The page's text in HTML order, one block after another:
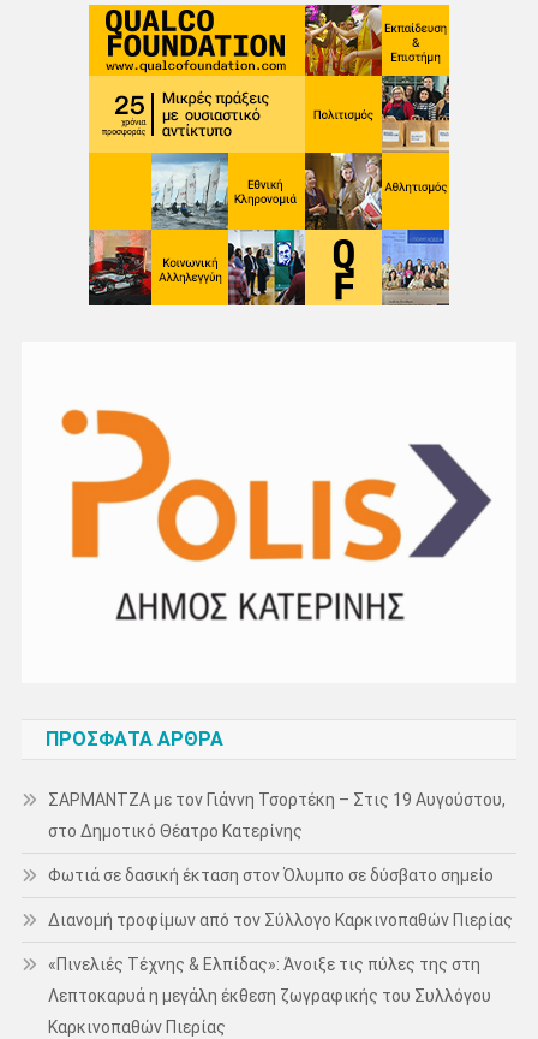
ΠΡΌΣΦΑΤΑ ΆΡΘΡΑ
ΣΑΡΜΑΝΤΖΑ με τον Γιάννη Τσορτέκη – Στις 19 Αυγούστου,
στο Δημοτικό Θέατρο Κατερίνης
Φωτιά σε δασική έκταση στον Όλυμπο σε δύσβατο σημείο
Διανομή τροφίμων από τον Σύλλογο Καρκινοπαθών Πιερίας
«Πινελιές Τέχνης & Ελπίδας»: Άνοιξε τις πύλες της στη
Λεπτοκαρυά η μεγάλη έκθεση ζωγραφικής του Συλλόγου
Καρκινοπαθών Πιερίας